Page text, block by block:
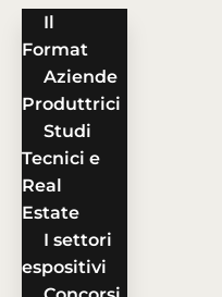
Il
Format
Aziende
Produttrici
Studi
Tecnici e
Real
Estate
I settori
espositivi